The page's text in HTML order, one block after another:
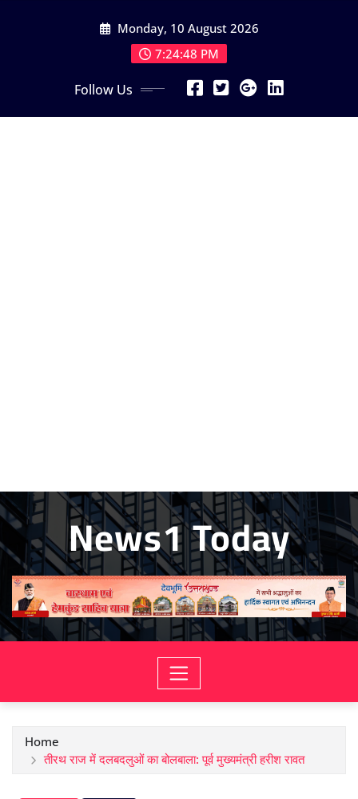
Monday, 10 August 2026
7:24:50 PM
Follow Us
News1 Today
Home
तीरथ राज में दलबदलुओं का बोलबाला: पूर्व मुख्यमंत्री हरीश रावत